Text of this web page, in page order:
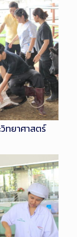
ทยาศาสตร์